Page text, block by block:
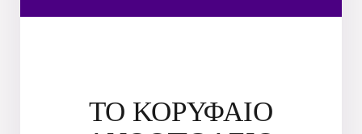
ΤΟ ΚΟΡΥΦΑΙΟ